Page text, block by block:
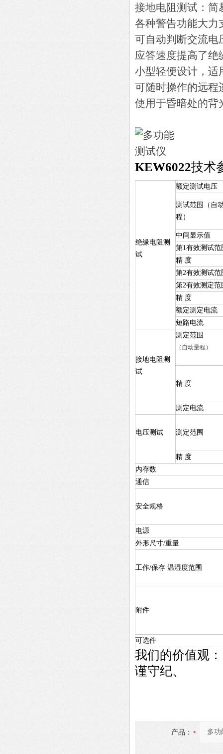
接地电阻测试：简
各种警告功能大力
可自动判断交流电
应答速度提高了绝
小型轻便设计，适
可随时操作的远程
使用于昏暗处的背
KEW6022技术
绝缘电阻测
试
额定测试电压
测试范围（自
程）
中间显示值
第1有效测试范
精 度
第2有效测试范
第2有效测定范
精 度
额定测定电流
短路电流
接地电阻测
试
测定范围
（自动量程）
精 度
测定电流
电压测试 测定范围
精 度
内存数
通信
安全规格
电源
外形尺寸/重量
工作/保存 温湿度范围
附件
可选件
我们的价值观
谨守纪、
产品：